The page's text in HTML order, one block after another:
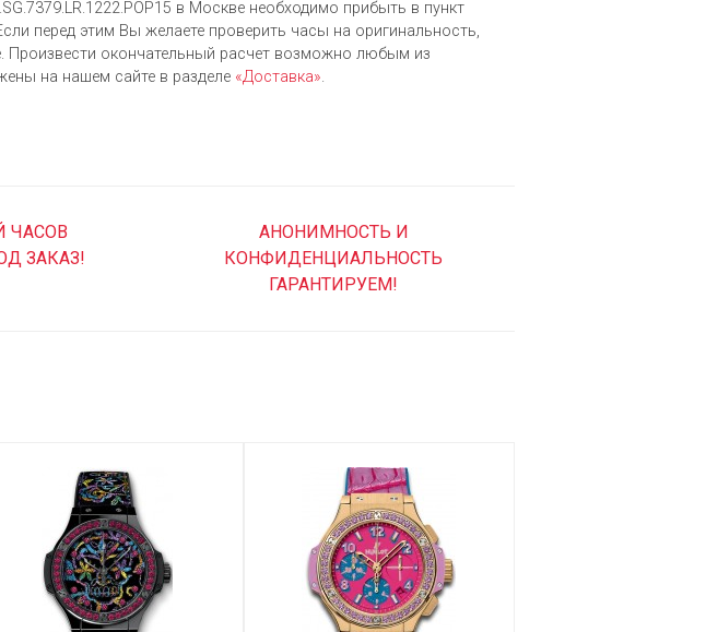
в Москве необходимо прибыть в пункт
перед этим Вы желаете проверить часы на оригинальность,
окончательный расчет возможно любым из
на нашем сайте в разделе «Доставка».
ЧАСОВ
ЗАКАЗ!
АНОНИМНОСТЬ И
КОНФИДЕНЦИАЛЬНОСТЬ
ГАРАНТИРУЕМ!